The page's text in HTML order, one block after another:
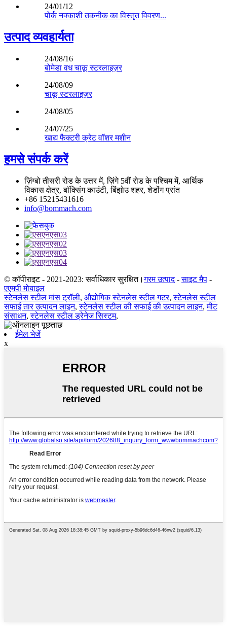
24/01/12
पोर्क नक्काशी तकनीक का विस्तृत विवरण...
उत्पाद व्यवहार्यता
24/08/16
बोमेडा वध चाकू स्टरलाइज़र
24/08/09
चाकू स्टरलाइज़र
24/08/05
24/07/25
खाद्य फैक्टरी क्रेट वॉशर मशीन
हमसे संपर्क करें
ज़िंग्बो तीसरी रोड के उत्तर में, ज़िंगे 5वीं रोड के पश्चिम में, आर्थिक
विकास क्षेत्र, बॉक्सिंग काउंटी, बिंझोउ शहर, शेडोंग प्रांत
+86 15215431616
info@bommach.com
© कॉपीराइट - 2021-2023: सर्वाधिकार सुरक्षित।गरम उत्पाद-साइट मैप -
एएमपी मोबाइल
स्टेनलेस स्टील मांस ट्रॉली, औद्योगिक स्टेनलेस स्टील गटर,स्टेनलेस स्टील
सफाई तार उत्पादन लाइन,स्टेनलेस स्टील की सफाई की उत्पादन लाइन,मीट
संसाधन,स्टेनलेस स्टील ड्रेनेज सिस्टम,
ईमेल भेजें
x